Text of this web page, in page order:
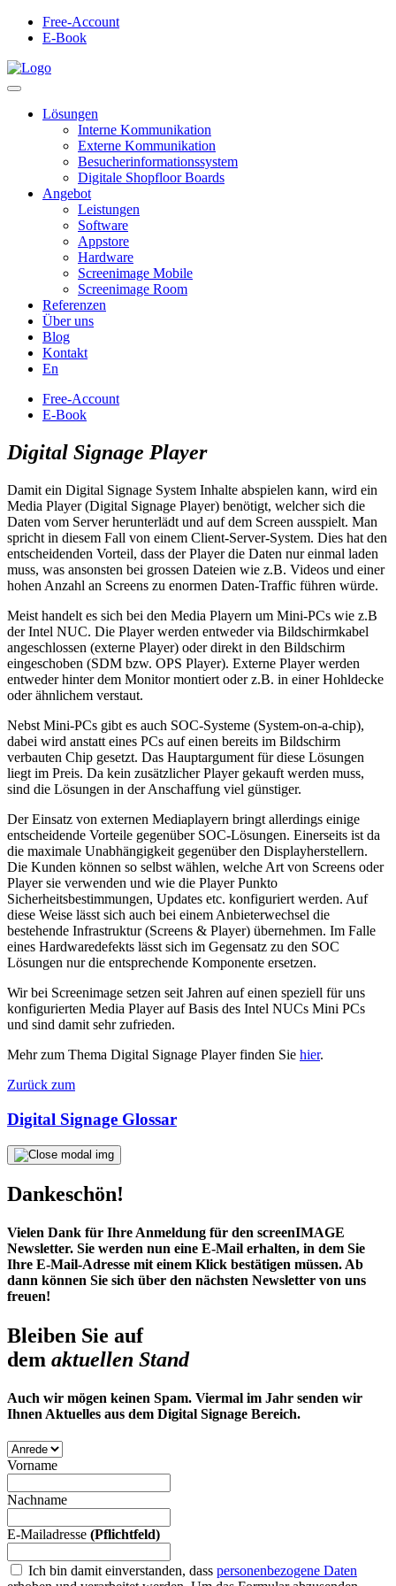
Free-Account
E-Book
Lösungen
Interne Kommunikation
Externe Kommunikation
Besucherinformationssystem
Digitale Shopfloor Boards
Angebot
Leistungen
Software
Appstore
Hardware
Screenimage Mobile
Screenimage Room
Referenzen
Über uns
Blog
Kontakt
En
Free-Account
E-Book
Digital Signage Player
Damit ein Digital Signage System Inhalte abspielen kann, wird ein
Media Player (Digital Signage Player) benötigt, welcher sich die
Daten vom Server herunterlädt und auf dem Screen ausspielt. Man
spricht in diesem Fall von einem Client-Server-System. Dies hat den
entscheidenden Vorteil, dass der Player die Daten nur einmal laden
muss, was ansonsten bei grossen Dateien wie z.B. Videos und einer
hohen Anzahl an Screens zu enormen Daten-Traffic führen würde.
Meist handelt es sich bei den Media Playern um Mini-PCs wie z.B
der Intel NUC. Die Player werden entweder via Bildschirmkabel
angeschlossen (externe Player) oder direkt in den Bildschirm
eingeschoben (SDM bzw. OPS Player). Externe Player werden
entweder hinter dem Monitor montiert oder z.B. in einer Hohldecke
oder ähnlichem verstaut.
Nebst Mini-PCs gibt es auch SOC-Systeme (System-on-a-chip),
dabei wird anstatt eines PCs auf einen bereits im Bildschirm
verbauten Chip gesetzt. Das Hauptargument für diese Lösungen
liegt im Preis. Da kein zusätzlicher Player gekauft werden muss,
sind die Lösungen in der Anschaffung viel günstiger.
Der Einsatz von externen Mediaplayern bringt allerdings einige
entscheidende Vorteile gegenüber SOC-Lösungen. Einerseits ist da
die maximale Unabhängigkeit gegenüber den Displayherstellern.
Die Kunden können so selbst wählen, welche Art von Screens oder
Player sie verwenden und wie die Player Punkto
Sicherheitsbestimmungen, Updates etc. konfiguriert werden. Auf
diese Weise lässt sich auch bei einem Anbieterwechsel die
bestehende Infrastruktur (Screens & Player) übernehmen. Im Falle
eines Hardwaredefekts lässt sich im Gegensatz zu den SOC
Lösungen nur die entsprechende Komponente ersetzen.
Wir bei Screenimage setzen seit Jahren auf einen speziell für uns
konfigurierten Media Player auf Basis des Intel NUCs Mini PCs
und sind damit sehr zufrieden.
Mehr zum Thema Digital Signage Player finden Sie hier.
Zurück zum
Digital Signage Glossar
Dankeschön!
Vielen Dank für Ihre Anmeldung für den screenIMAGE
Newsletter. Sie werden nun eine E-Mail erhalten, in dem Sie
Ihre E-Mail-Adresse mit einem Klick bestätigen müssen. Ab
dann können Sie sich über den nächsten Newsletter von uns
freuen!
Bleiben Sie auf
dem aktuellen Stand
Auch wir mögen keinen Spam. Viermal im Jahr senden wir
Ihnen Aktuelles aus dem Digital Signage Bereich.
Vorname
Nachname
E-Mailadresse (Pflichtfeld)
Ich bin damit einverstanden, dass personenbezogene Daten